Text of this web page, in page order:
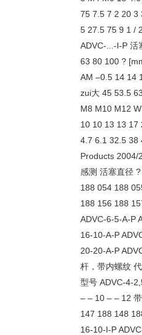
75 7.5 7 2 20 3
5 27.5 75 9 1 /
ADVC-...-I-P 活
63 80 100 ?
AM –0.5 14 14
zui大 45 53.5
M8 M10 M12
10 10 13 13 17
4.7 6.1 32.5 38
Products 2004/
感测 活塞直径
188 054 188
188 156 188
ADVC-6-5-A-P
16-10-A-P
20-20-A-P
杆，带内螺纹
型号 ADVC-4-
– – 10 – – 12
147 188 148
16-10-I-P